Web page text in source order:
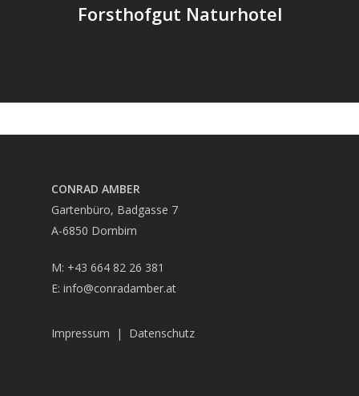
Forsthofgut Naturhotel
CONRAD AMBER
Gartenbüro, Badgasse 7
A-6850 Dornbirn
M: +43 664 82 26 381
E: info@conradamber.at
Impressum | Datenschutz